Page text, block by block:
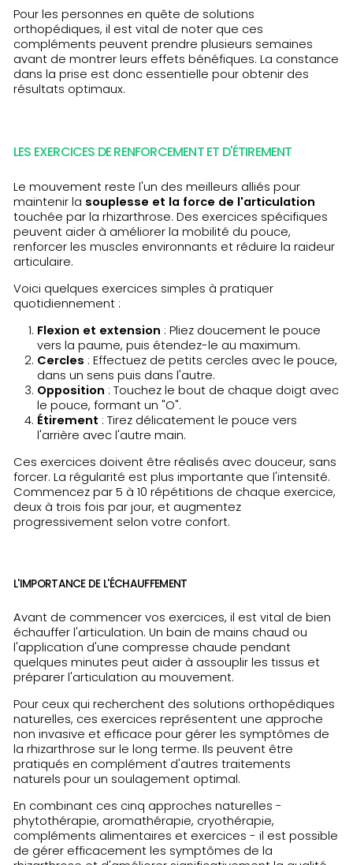
Pour les personnes en quête de solutions
orthopédiques, il est vital de noter que ces
compléments peuvent prendre plusieurs semaines
avant de montrer leurs effets bénéfiques. La constance
dans la prise est donc essentielle pour obtenir des
résultats optimaux.
LES EXERCICES DE RENFORCEMENT ET D'ÉTIREMENT
Le mouvement reste l'un des meilleurs alliés pour
maintenir la souplesse et la force de l'articulation
touchée par la rhizarthrose. Des exercices spécifiques
peuvent aider à améliorer la mobilité du pouce,
renforcer les muscles environnants et réduire la raideur
articulaire.
Voici quelques exercices simples à pratiquer
quotidiennement :
Flexion et extension : Pliez doucement le pouce
vers la paume, puis étendez-le au maximum.
Cercles : Effectuez de petits cercles avec le pouce,
dans un sens puis dans l'autre.
Opposition : Touchez le bout de chaque doigt avec
le pouce, formant un "O".
Étirement : Tirez délicatement le pouce vers
l'arrière avec l'autre main.
Ces exercices doivent être réalisés avec douceur, sans
forcer. La régularité est plus importante que l'intensité.
Commencez par 5 à 10 répétitions de chaque exercice,
deux à trois fois par jour, et augmentez
progressivement selon votre confort.
L'IMPORTANCE DE L'ÉCHAUFFEMENT
Avant de commencer vos exercices, il est vital de bien
échauffer l'articulation. Un bain de mains chaud ou
l'application d'une compresse chaude pendant
quelques minutes peut aider à assouplir les tissus et
préparer l'articulation au mouvement.
Pour ceux qui recherchent des solutions orthopédiques
naturelles, ces exercices représentent une approche
non invasive et efficace pour gérer les symptômes de
la rhizarthrose sur le long terme. Ils peuvent être
pratiqués en complément d'autres traitements
naturels pour un soulagement optimal.
En combinant ces cinq approches naturelles -
phytothérapie, aromathérapie, cryothérapie,
compléments alimentaires et exercices - il est possible
de gérer efficacement les symptômes de la